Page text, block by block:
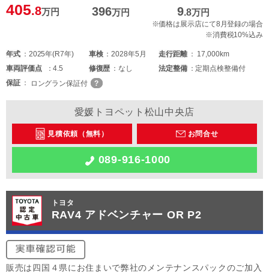
405.8万円 396万円 9.8万円
※価格は展示店にて8月登録の場合
※消費税10%込み
年式 2025年(R7年) 車検 2028年5月 走行距離
17,000km
車両評価点 4.5 修復歴 なし 法定整備
定期点検整備付
保証
ロングラン保証付
愛媛トヨペット松山中央店
見積依頼（無料） お問合せ
089-916-1000
トヨタ
RAV4 アドベンチャー OR P2
販売は四国４県にお住まいで弊社のメンテナンスパックのご加入